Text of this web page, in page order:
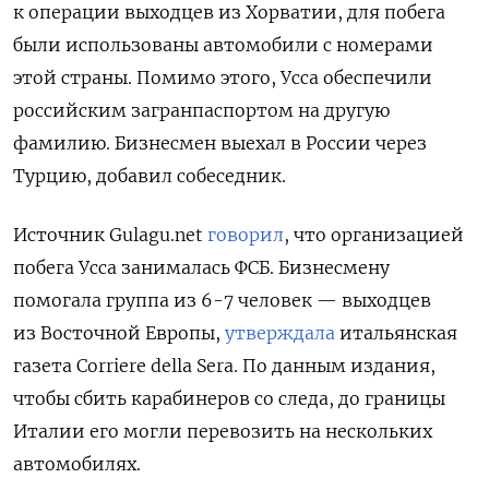
к операции выходцев из Хорватии, для побега
были использованы автомобили с номерами
этой страны. Помимо этого, Усса обеспечили
российским загранпаспортом на другую
фамилию. Бизнесмен выехал в России через
Турцию, добавил собеседник.
Источник Gulagu.net говорил, что организацией
побега Усса занималась ФСБ. Бизнесмену
помогала группа из 6-7 человек — выходцев
из Восточной Европы, утверждала итальянская
газета Corriere della Sera. По данным издания,
чтобы сбить карабинеров со следа, до границы
Италии его могли перевозить на нескольких
автомобилях.